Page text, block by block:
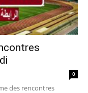
0
des rencontres